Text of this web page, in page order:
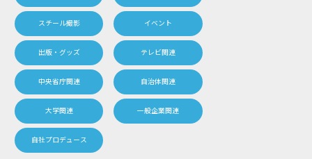
スチール撮影 イベント
出版・グッズ テレビ関連
中央省庁関連 自治体関連
大学関連 一般企業関連
自社プロデュース